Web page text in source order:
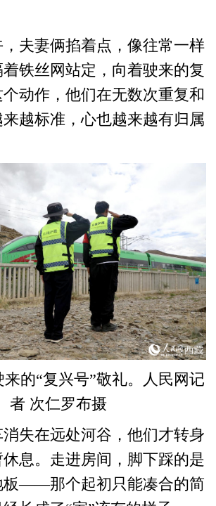
妻俩掐着点，像往常一样
铁丝网站定，向着驶来的复
动作，他们在无数次重复和
越标准，心也越来越有归属
的“复兴号”敬礼。人民网记
者 次仁罗布摄
在远处河谷，他们才转身
息。走进房间，脚下踩的是
板——那个起初只能凑合的简